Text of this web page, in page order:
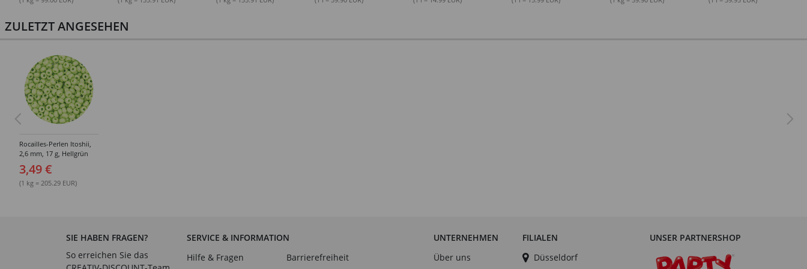
ZULETZT ANGESEHEN
Rocailles-Perlen Itoshii,
2,6 mm, 17 g, Hellgrün
Opak
3,49 €
(1 kg = 205.29 EUR)
SIE HABEN FRAGEN?
So erreichen Sie das
SERVICE & INFORMATION
Hilfe & Fragen
Barrierefreiheit
UNTERNEHMEN
Über uns
FILIALEN
Düsseldorf
UNSER PARTNERSHOP